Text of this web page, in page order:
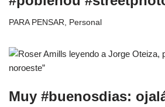
PARA PENSAR, Personal
Muy #buenosdias: